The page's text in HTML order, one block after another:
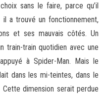
sans le faire, parce qu’il
il a trouvé un fonctionnement,
et ses mauvais côtés. Un
train-train quotidien avec une
à Spider-Man. Mais le
dans les mi-teintes, dans le
dimension serait perdue